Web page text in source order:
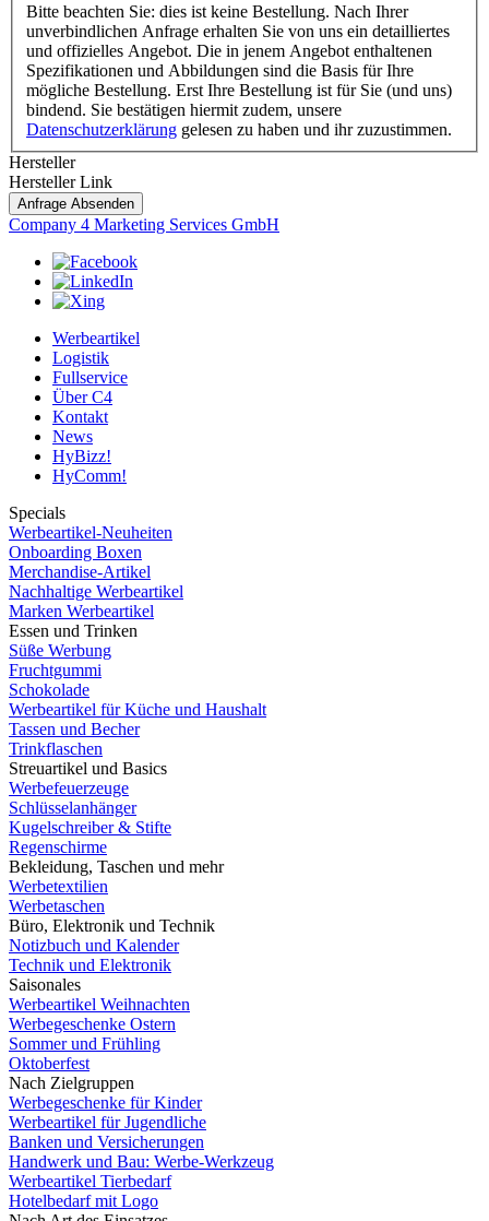
Bitte beachten Sie: dies ist keine Bestellung. Nach Ihrer
unverbindlichen Anfrage erhalten Sie von uns ein detailliertes
und offizielles Angebot. Die in jenem Angebot enthaltenen
Spezifikationen und Abbildungen sind die Basis für Ihre
mögliche Bestellung. Erst Ihre Bestellung ist für Sie (und uns)
bindend. Sie bestätigen hiermit zudem, unsere
Datenschutzerklärung gelesen zu haben und ihr zuzustimmen.
Hersteller
Hersteller Link
Anfrage Absenden
Company 4 Marketing Services GmbH
Werbeartikel
Logistik
Fullservice
Über C4
Kontakt
News
HyBizz!
HyComm!
Specials
Werbeartikel-Neuheiten
Onboarding Boxen
Merchandise-Artikel
Nachhaltige Werbeartikel
Marken Werbeartikel
Essen und Trinken
Süße Werbung
Fruchtgummi
Schokolade
Werbeartikel für Küche und Haushalt
Tassen und Becher
Trinkflaschen
Streuartikel und Basics
Werbefeuerzeuge
Schlüsselanhänger
Kugelschreiber & Stifte
Regenschirme
Bekleidung, Taschen und mehr
Werbetextilien
Werbetaschen
Büro, Elektronik und Technik
Notizbuch und Kalender
Technik und Elektronik
Saisonales
Werbeartikel Weihnachten
Werbegeschenke Ostern
Sommer und Frühling
Oktoberfest
Nach Zielgruppen
Werbegeschenke für Kinder
Werbeartikel für Jugendliche
Banken und Versicherungen
Handwerk und Bau: Werbe-Werkzeug
Werbeartikel Tierbedarf
Hotelbedarf mit Logo